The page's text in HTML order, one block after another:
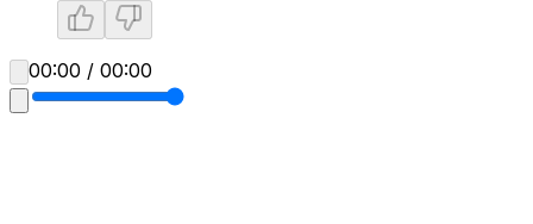
00:00 / 00:00